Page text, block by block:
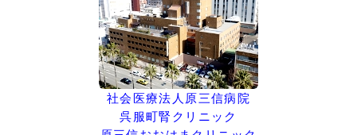
社会医療法人原三信病院
呉服町腎クリニック